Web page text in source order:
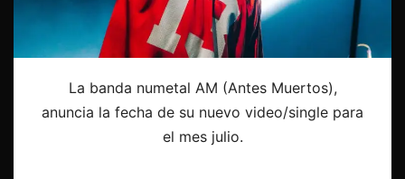
La banda numetal AM (Antes Muertos),
anuncia la fecha de su nuevo video/single para
el mes julio.